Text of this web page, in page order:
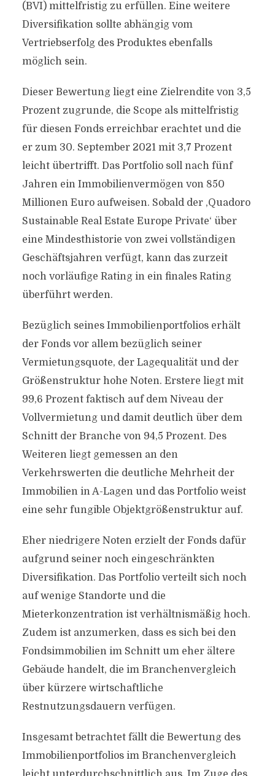
(BVI) mittelfristig zu erfüllen. Eine weitere
Diversifikation sollte abhängig vom
Vertriebserfolg des Produktes ebenfalls
möglich sein.
Dieser Bewertung liegt eine Zielrendite von 3,5
Prozent zugrunde, die Scope als mittelfristig
für diesen Fonds erreichbar erachtet und die
er zum 30. September 2021 mit 3,7 Prozent
leicht übertrifft. Das Portfolio soll nach fünf
Jahren ein Immobilienvermögen von 850
Millionen Euro aufweisen. Sobald der ,Quadoro
Sustainable Real Estate Europe Private‘ über
eine Mindesthistorie von zwei vollständigen
Geschäftsjahren verfügt, kann das zurzeit
noch vorläufige Rating in ein finales Rating
überführt werden.
Bezüglich seines Immobilienportfolios erhält
der Fonds vor allem bezüglich seiner
Vermietungsquote, der Lagequalität und der
Größenstruktur hohe Noten. Erstere liegt mit
99,6 Prozent faktisch auf dem Niveau der
Vollvermietung und damit deutlich über dem
Schnitt der Branche von 94,5 Prozent. Des
Weiteren liegt gemessen an den
Verkehrswerten die deutliche Mehrheit der
Immobilien in A-Lagen und das Portfolio weist
eine sehr fungible Objektgrößenstruktur auf.
Eher niedrigere Noten erzielt der Fonds dafür
aufgrund seiner noch eingeschränkten
Diversifikation. Das Portfolio verteilt sich noch
auf wenige Standorte und die
Mieterkonzentration ist verhältnismäßig hoch.
Zudem ist anzumerken, dass es sich bei den
Fondsimmobilien im Schnitt um eher ältere
Gebäude handelt, die im Branchenvergleich
über kürzere wirtschaftliche
Restnutzungsdauern verfügen.
Insgesamt betrachtet fällt die Bewertung des
Immobilienportfolios im Branchenvergleich